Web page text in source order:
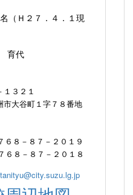
（Ｈ２７．４．１現
代
３２１
大谷町１字７８番地
８－８７－２０１９
８－８７－２０１８